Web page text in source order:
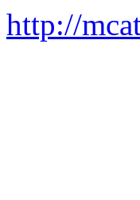
http://